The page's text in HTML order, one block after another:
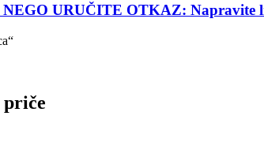
URUČITE OTKAZ: Napravite